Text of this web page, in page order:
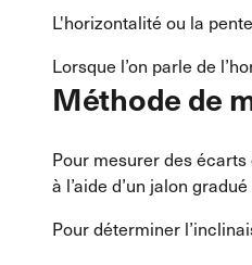
L'horizontalité ou la
Lorsque l’on parle de
Méthode de
Pour mesurer des
à l’aide d’un jalon
Pour déterminer